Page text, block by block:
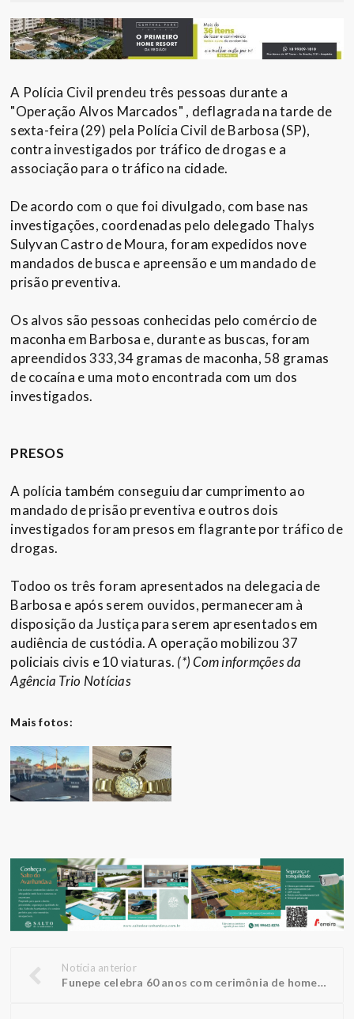
A Polícia Civil prendeu três pessoas durante a
"Operação Alvos Marcados" , deflagrada na tarde de
sexta-feira (29) pela Polícia Civil de Barbosa (SP),
contra investigados por tráfico de drogas e a
associação para o tráfico na cidade.
De acordo com o que foi divulgado, com base nas
investigações, coordenadas pelo delegado Thalys
Sulyvan Castro de Moura, foram expedidos nove
mandados de busca e apreensão e um mandado de
prisão preventiva.
Os alvos são pessoas conhecidas pelo comércio de
maconha em Barbosa e, durante as buscas, foram
apreendidos 333,34 gramas de maconha, 58 gramas
de cocaína e uma moto encontrada com um dos
investigados.
PRESOS
A polícia também conseguiu dar cumprimento ao
mandado de prisão preventiva e outros dois
investigados foram presos em flagrante por tráfico de
drogas.
Todoo os três foram apresentados na delegacia de
Barbosa e após serem ouvidos, permaneceram à
disposição da Justiça para serem apresentados em
audiência de custódia. A operação mobilizou 37
policiais civis e 10 viaturas. (*) Com informções da
Agência Trio Notícias
Mais fotos:
Notícia anterior
Funepe celebra 60 anos com cerimônia de homenagens e inauguração de busto do fundador